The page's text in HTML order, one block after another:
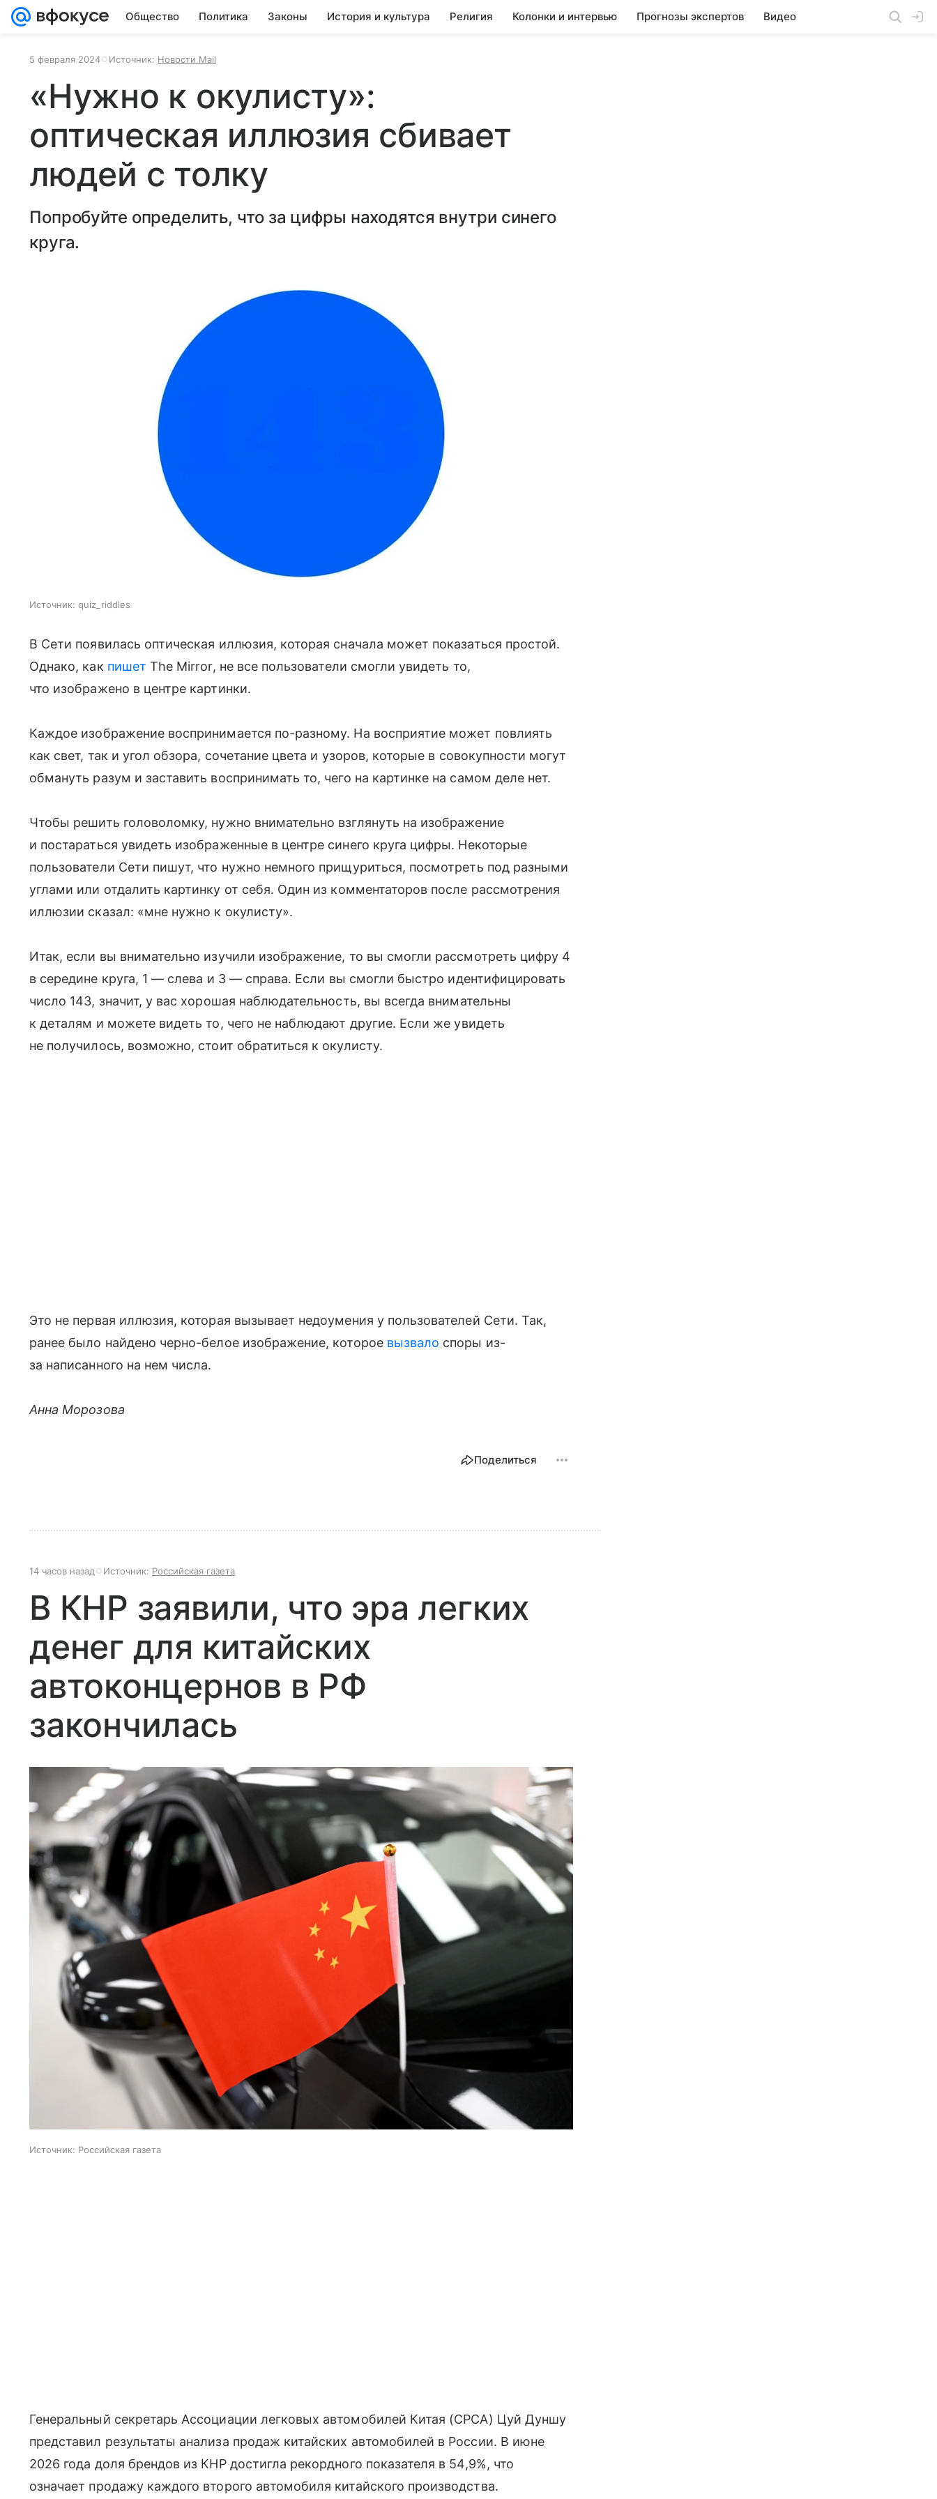
Общество Политика Законы История и культура Религия Колонки и интервью Прогнозы экспертов Видео
5 февраля 2024 Источник: Новости Mail
«Нужно к окулисту»:
оптическая иллюзия сбивает
людей с толку
Попробуйте определить, что за цифры находятся внутри синего
круга.
Источник: quiz_riddles
В Сети появилась оптическая иллюзия, которая сначала может показаться простой.
Однако, как пишет The Mirror, не все пользователи смогли увидеть то,
что изображено в центре картинки.
Каждое изображение воспринимается по-разному. На восприятие может повлиять
как свет, так и угол обзора, сочетание цвета и узоров, которые в совокупности могут
обмануть разум и заставить воспринимать то, чего на картинке на самом деле нет.
Чтобы решить головоломку, нужно внимательно взглянуть на изображение
и постараться увидеть изображенные в центре синего круга цифры. Некоторые
пользователи Сети пишут, что нужно немного прищуриться, посмотреть под разными
углами или отдалить картинку от себя. Один из комментаторов после рассмотрения
иллюзии сказал: «мне нужно к окулисту».
Итак, если вы внимательно изучили изображение, то вы смогли рассмотреть цифру 4
в середине круга, 1 — слева и 3 — справа. Если вы смогли быстро идентифицировать
число 143, значит, у вас хорошая наблюдательность, вы всегда внимательны
к деталям и можете видеть то, чего не наблюдают другие. Если же увидеть
не получилось, возможно, стоит обратиться к окулисту.
Это не первая иллюзия, которая вызывает недоумения у пользователей Сети. Так,
ранее было найдено черно-белое изображение, которое вызвало споры из-
за написанного на нем числа.
Анна Морозова
Поделиться
14 часов назад Источник: Российская газета
В КНР заявили, что эра легких
денег для китайских
автоконцернов в РФ
закончилась
Источник: Российская газета
Генеральный секретарь Ассоциации легковых автомобилей Китая (CPCA) Цуй Дуншу
представил результаты анализа продаж китайских автомобилей в России. В июне
2026 года доля брендов из КНР достигла рекордного показателя в 54,9%, что
означает продажу каждого второго автомобиля китайского производства.